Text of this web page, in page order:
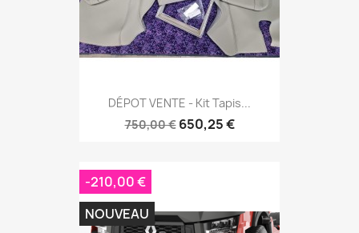
DÉPOT VENTE - Kit Tapis...
750,00 € 650,25 €
-210,00 €
NOUVEAU